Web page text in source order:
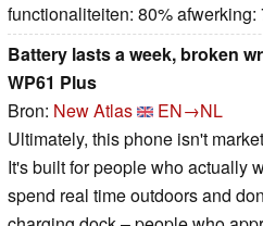
functionaliteiten: 80% afwerking:
Battery lasts a week, broken
WP61 Plus
Bron: New Atlas
EN→NL
Ultimately, this phone isn't
It's built for people who actually
spend real time outdoors and